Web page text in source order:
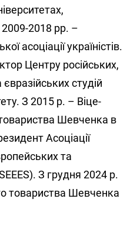
2009-2018 рр. –
асоціації україністів.
Центру російських,
студій
З 2015 р. – Віце-
Шевченка в
Асоціації
та
З грудня 2024 р.
товариства Шевченка